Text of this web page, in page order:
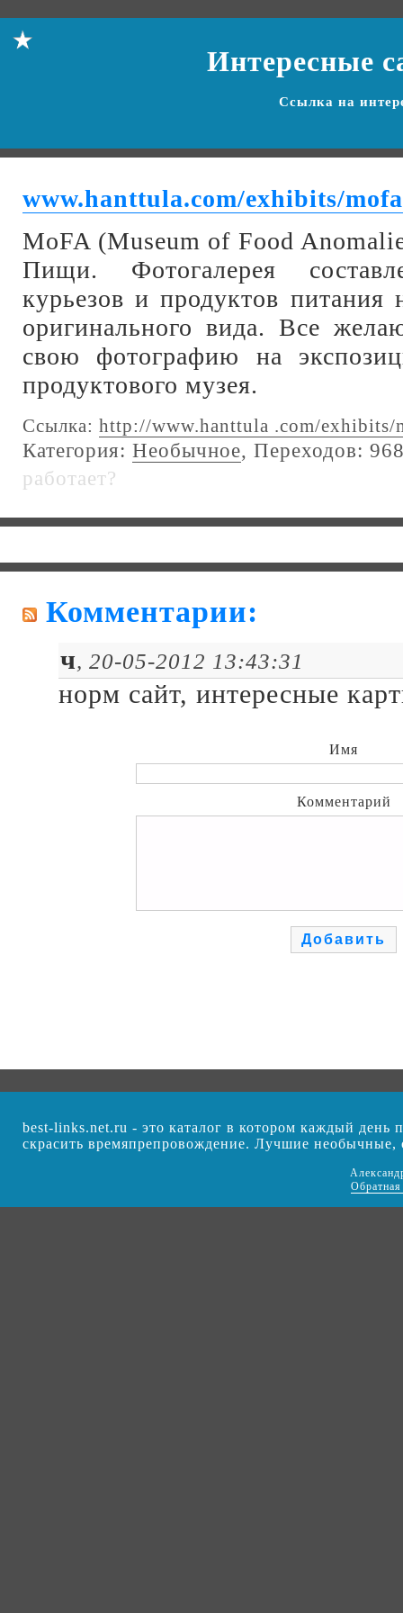
Интересные
Ссылка на
www.hanttula.com/exhibits/mofa
MoFA (Museum of Food
Пищи. Фотогалерея
курьезов и продуктов
оригинального вида. Все
свою фотографию на
продуктового музея.
Ссылка: http://www.hanttula .com/exhibits/
Категория: Необычное, Переходов:
работает?
Комментарии:
ч, 20-05-2012 13:43:31
норм сайт, интересные
Имя
Комментарий
best-links.net.ru - это каталог в котором каждый день
скрасить времяпрепровождение. Лучшие
Обратная